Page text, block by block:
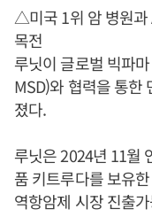
△미국 1위 암 병원과
목전
루닛이 글로벌 빅파
MSD)와 협력을 통한
졌다.
루닛은 2024년 11월
품 키트루다를 보유
역항암제 시장 진출